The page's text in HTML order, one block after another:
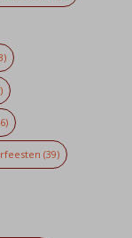
(39)